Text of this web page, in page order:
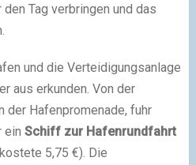
den Tag verbringen und das
und die Verteidigungsanlage
aus erkunden. Von der
der Hafenpromenade, fuhr
ein Schiff zur Hafenrundfahrt
5,75 €). Die